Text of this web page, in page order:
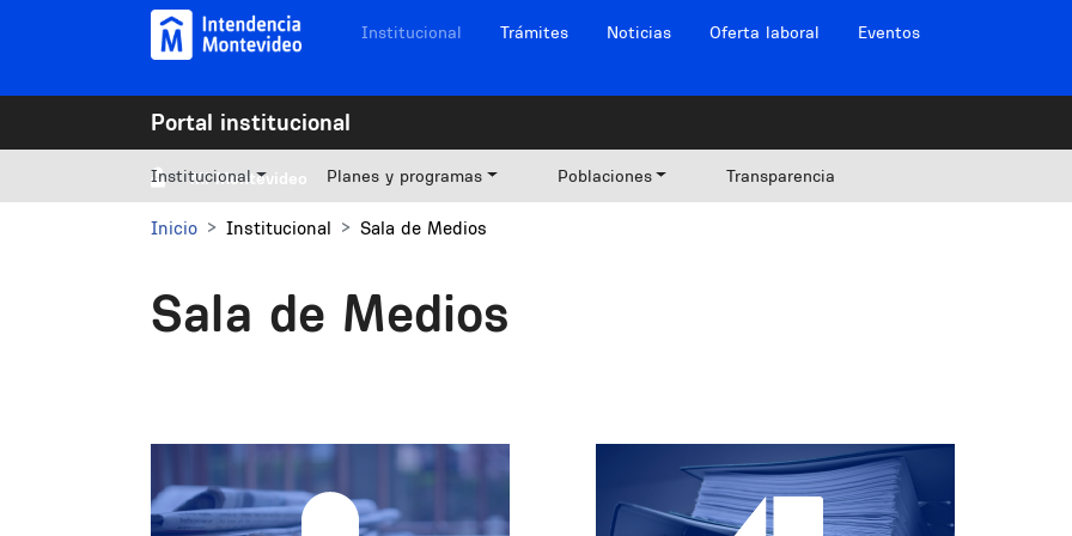
Pasar al contenido principal Navegación sitios
Institucional Trámites Noticias Oferta laboral Eventos
Portal institucional
Mi Montevideo
Institucional Planes y programas Poblaciones Transparencia
Inicio Institucional Sala de Medios
Sala de Medios